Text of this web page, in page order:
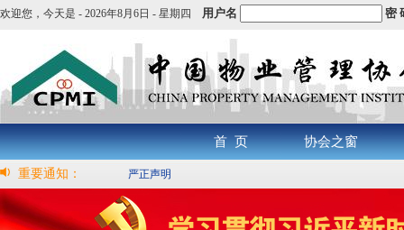
欢迎您， 今天是 - 2026年8月6日 - 星期四 用户名 密
首 页 协会之窗
重要通知： 严正声明